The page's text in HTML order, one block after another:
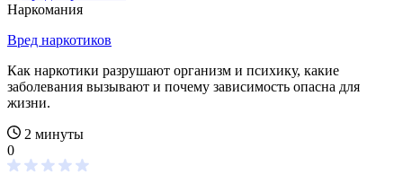
Наркомания
Вред наркотиков
Как наркотики разрушают организм и психику, какие
заболевания вызывают и почему зависимость опасна для
жизни.
2 минуты
0